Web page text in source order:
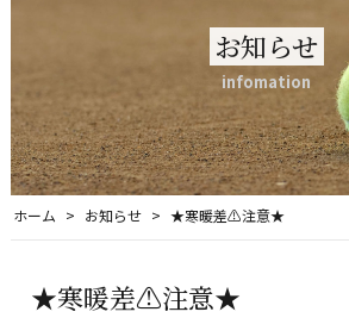
お知らせ
infomation
ホーム お知らせ ★寒暖差⚠注意★
★寒暖差⚠注意★